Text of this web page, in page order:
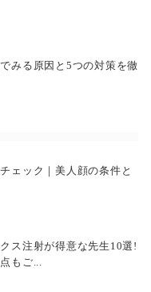
みる原因と5つの対策を徹
ェック｜美人顔の条件と
ス注射が得意な先生10選!
もご...